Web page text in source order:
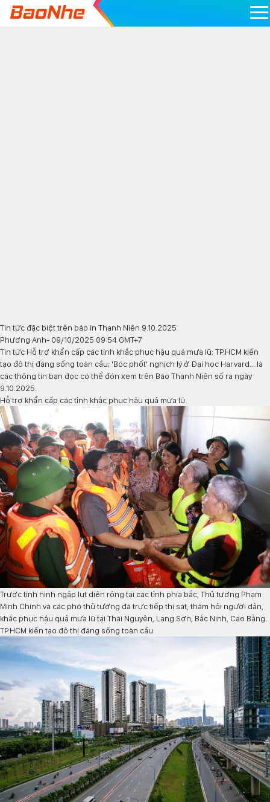
Tin tức đặc biệt trên báo in Thanh Niên 9.10.2025
Phương Anh- 09/10/2025 09:54 GMT+7
Tin tức Hỗ trợ khẩn cấp các tỉnh khắc phục hậu quả mưa lũ; TP.HCM kiến
tạo đô thị đáng sống toàn cầu; 'Bóc phốt' nghịch lý ở Đại học Harvard... là
các thông tin bạn đọc có thể đón xem trên Báo Thanh Niên số ra ngày
9.10.2025.
Hỗ trợ khẩn cấp các tỉnh khắc phục hậu quả mưa lũ
Trước tình hình ngập lụt diện rộng tại các tỉnh phía bắc, Thủ tướng Phạm
Minh Chính và các phó thủ tướng đã trực tiếp thị sát, thăm hỏi người dân,
khắc phục hậu quả mưa lũ tại Thái Nguyên, Lạng Sơn, Bắc Ninh, Cao Bằng.
TP.HCM kiến tạo đô thị đáng sống toàn cầu